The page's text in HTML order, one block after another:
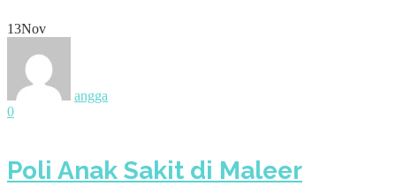
13Nov
angga
0
Poli Anak Sakit di Maleer